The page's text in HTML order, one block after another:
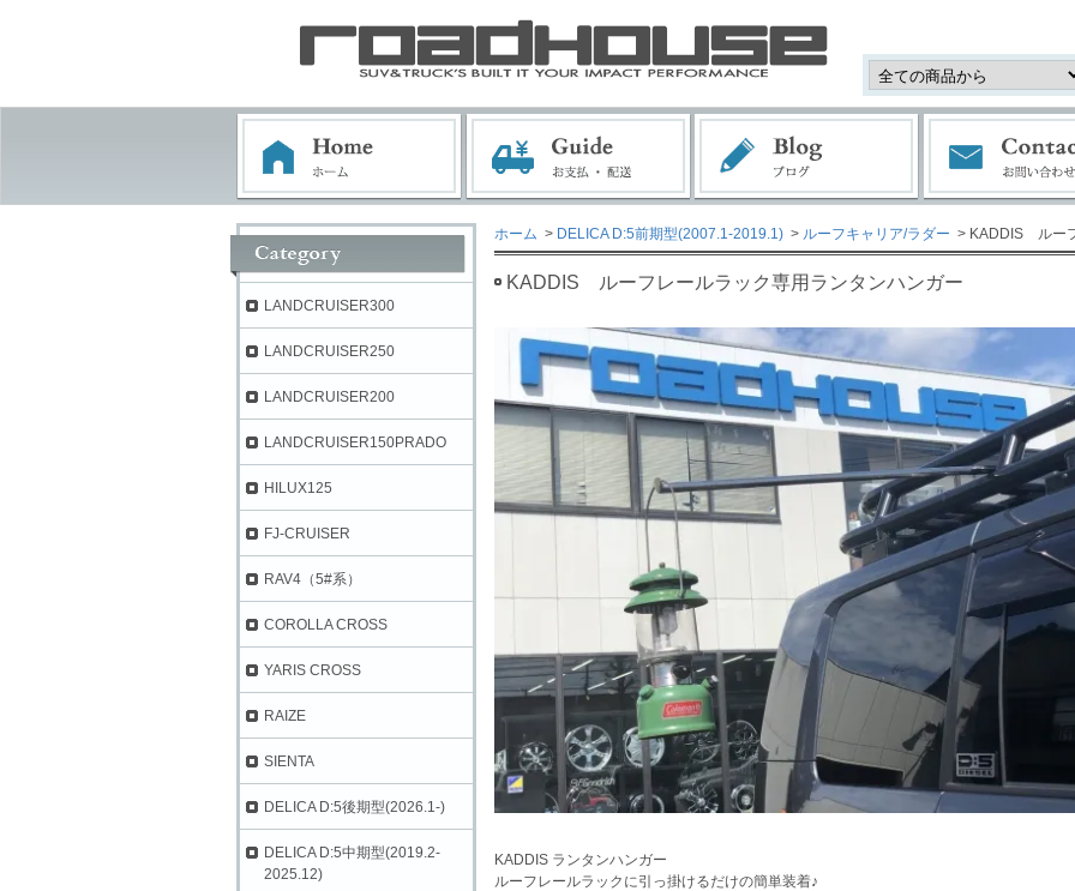
ホーム > DELICA D:5前期型(2007.1-2019.1) > ルーフキャリア/ラダー > KADDIS ルー
KADDIS ルーフレールラック専用ランタンハンガー
KADDIS ランタンハンガー
ルーフレールラックに引っ掛けるだけの簡単装着♪
LANDCRUISER300
LANDCRUISER250
LANDCRUISER200
LANDCRUISER150PRADO
HILUX125
FJ-CRUISER
RAV4（5#系）
COROLLA CROSS
YARIS CROSS
RAIZE
SIENTA
DELICA D:5後期型(2026.1-)
DELICA D:5中期型(2019.2-
2025.12)